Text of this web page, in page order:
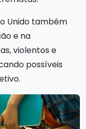
Unido também
e na
violentos e
possíveis